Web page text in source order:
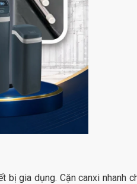
gia dụng. Cặn canxi nhanh